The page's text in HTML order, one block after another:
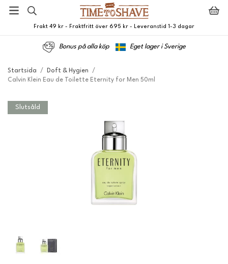
Frakt 49 kr - Fraktfritt över 695 kr - Leveranstid 1-3 dagar
Bonus på alla köp Eget lager i Sverige
Startsida / Doft & Hygien
/
Calvin Klein Eau de Toilette Eternity for Men 50ml
Slutsåld